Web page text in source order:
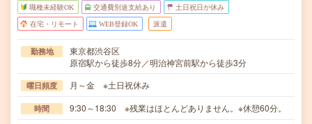
職種未経験OK 交通費別途支給あり 土日祝日が休み
在宅・リモート WEB登録OK 派遣
勤務地
東京都渋谷区
原宿駅から徒歩8分／明治神宮前駅から徒歩3分
曜日頻度 月～金 ※土日祝休み
時間 9:30～18:30 ※残業はほとんどありません。※休憩60分。